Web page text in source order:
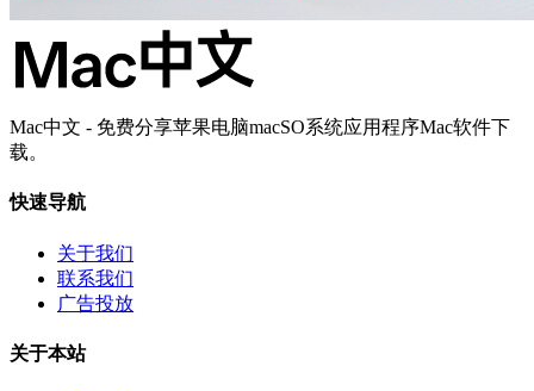
Mac中文 - 免费分享苹果电脑macSO系统应用程序Mac软件下
载。
快速导航
关于我们
联系我们
广告投放
关于本站